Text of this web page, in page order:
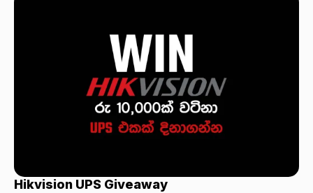
Hikvision UPS Giveaway